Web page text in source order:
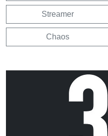
Streamer
Chaos